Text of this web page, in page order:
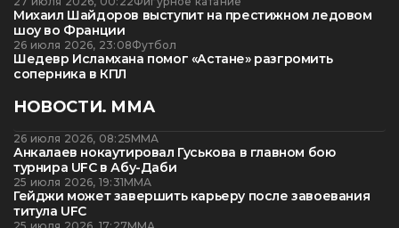
Михаил Шайдоров выступит на престижном ледовом
шоу во Франции
26 июля 2026, 23:08Футбол
Шедевр Исламхана помог «Астане» разгромить
соперника в КПЛ
НОВОСТИ. ММА
26 июля 2026, 08:25ММА
Анкалаев нокаутировал Гуськова в главном бою
турнира UFC в Абу-Даби
25 июля 2026, 19:31ММА
Гейджи может завершить карьеру после завоевания
титула UFC